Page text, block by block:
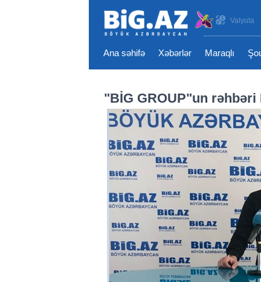
Valyuta
Ana səhifə Xəbərlər Maraqlı
"BİG GROUP"un